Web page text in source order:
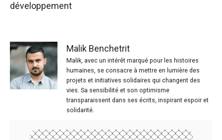
développement
Malik Benchetrit
Malik, avec un intérêt marqué pour les histoires
humaines, se consacre à mettre en lumière des
projets et initiatives solidaires qui changent des
vies. Sa sensibilité et son optimisme
transparaissent dans ses écrits, inspirant espoir et
solidarité.